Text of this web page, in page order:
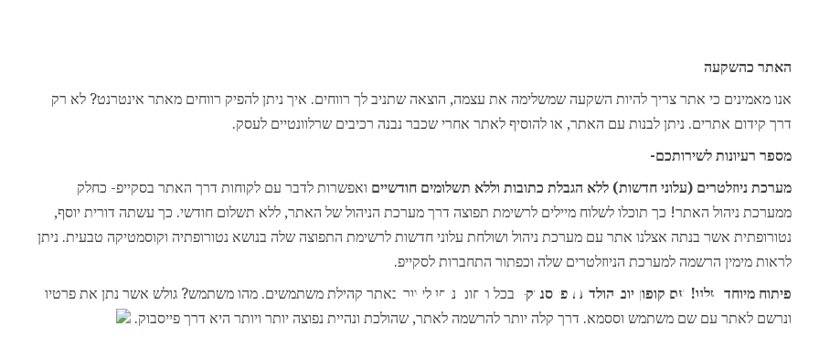
בניית אתר חכם
ADS
האתר כהשקעה
אנו מאמינים כי אתר צריך להיות השקעה שמשלימה את עצמה, הוצאה שתניב לך רווחים. איך ניתן להפיק רווחים מאתר אינטרנט? לא רק
דרך קידום אתרים. ניתן לבנות עם האתר, או להוסיף לאתר אחרי שכבר נבנה רכיבים שרלוונטיים לעסק.
מספר רעיונות לשירותכם-
מערכת ניוזלטרים (עלוני חדשות) ללא הגבלת כתובות וללא תשלומים חודשיים ואפשרות לדבר עם לקוחות דרך האתר בסקייפ- כחלק
ממערכת ניהול האתר! כך תוכלו לשלוח מיילים לרשימת תפוצה דרך מערכת הניהול של האתר, ללא תשלום חודשי. כך עשתה דורית יוסף,
נטורופתית אשר בנתה אצלנו אתר עם מערכת ניהול ושולחת עלוני חדשות לרשימת התפוצה שלה בנושא נטורופתיה וקוסמטיקה טבעית. ניתן
לראות מימין הרשמה למערכת הניוזלטרים שלה וכפתור התחברות לסקייפ.
פיתוח מיוחד שלנו! עם קופון יום הולדת בפייסבוק– בכל תחום ניתן ליצור באתר קהילת משתמשים. מהו משתמש? גולש אשר נתן את פרטיו
ונרשם לאתר עם שם משתמש וססמא. דרך קלה יותר להרשמה לאתר, שהולכת ונהיית נפוצה יותר ויותר היא דרך פייסבוק.